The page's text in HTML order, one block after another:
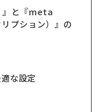
と『meta
プション）』の
な設定